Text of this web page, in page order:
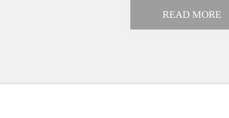
READ MORE